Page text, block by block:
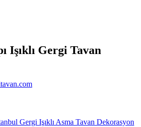
Işıklı Gergi Tavan